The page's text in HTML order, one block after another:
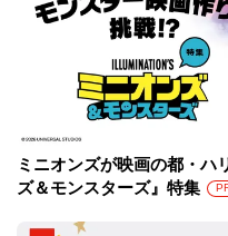
ミニオンズが映画の都・ハ
ズ＆モンスターズ』特集